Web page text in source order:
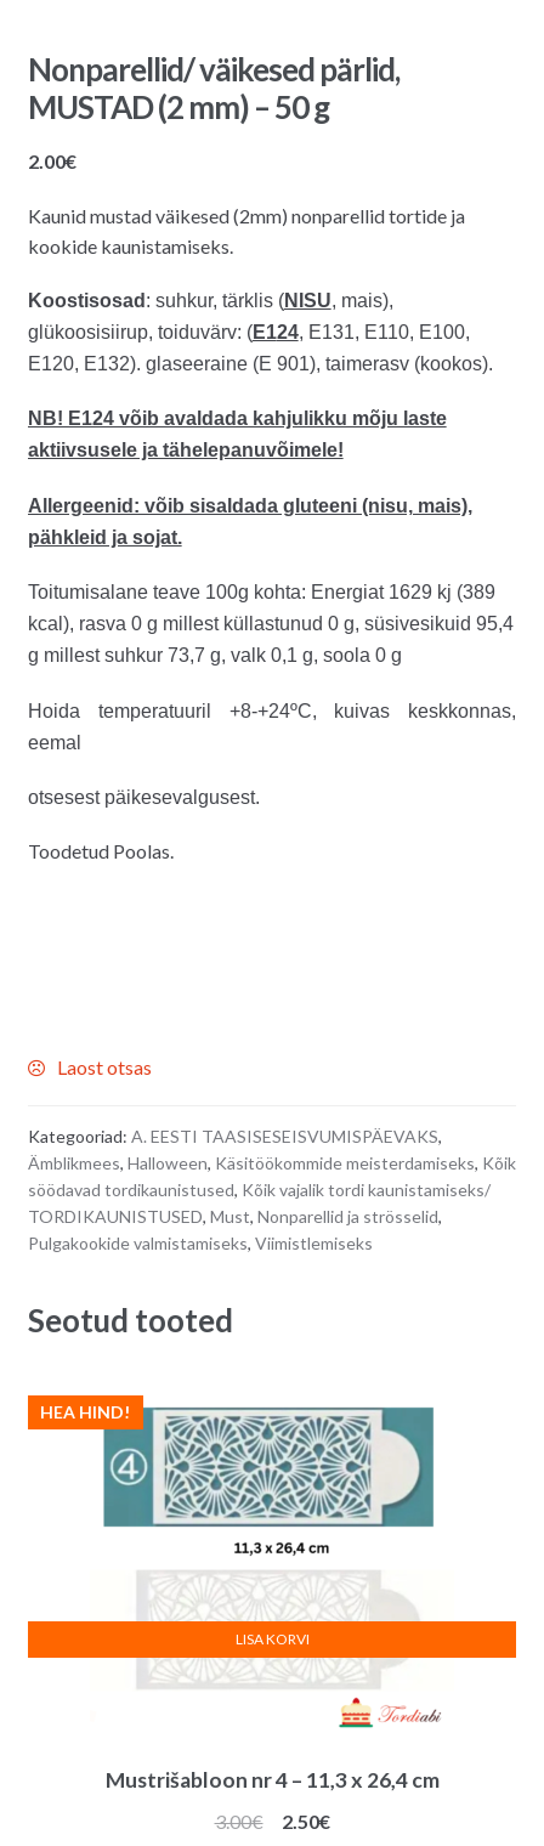
Nonparellid/ väikesed pärlid,
MUSTAD (2 mm) – 50 g
2.00€
Kaunid mustad väikesed (2mm) nonparellid tortide ja
kookide kaunistamiseks.
Koostisosad : suhkur, tärklis (NISU, mais),
glükoosisiirup, toiduvärv: (E124, E131, E110, E100,
E120, E132). glaseeraine (E 901), taimerasv (kookos).
NB! E124 võib avaldada kahjulikku mõju laste
aktiivsusele ja tähelepanuvõimele!
Allergeenid: võib sisaldada gluteeni (nisu, mais),
pähkleid ja sojat.
Toitumisalane teave 100g kohta: Energiat 1629 kj (389
kcal), rasva 0 g millest küllastunud 0 g, süsivesikuid 95,4
g millest suhkur 73,7 g, valk 0,1 g, soola 0 g
Hoida temperatuuril +8-+24ºC, kuivas keskkonnas,
eemal
otsesest päikesevalgusest.
Toodetud Poolas.
Laost otsas
Kategooriad: A. EESTI TAASISESEISVUMISPÄEVAKS,
Ämblikmees, Halloween, Käsitöökommide meisterdamiseks, Kõik
söödavad tordikaunistused, Kõik vajalik tordi kaunistamiseks/
TORDIKAUNISTUSED, Must, Nonparellid ja strösselid,
Pulgakookide valmistamiseks, Viimistlemiseks
Seotud tooted
Mustrišabloon nr 4 – 11,3 x 26,4 cm
HEA HIND!
3.00€
Algne
2.50€Praegune
LISA KORVI